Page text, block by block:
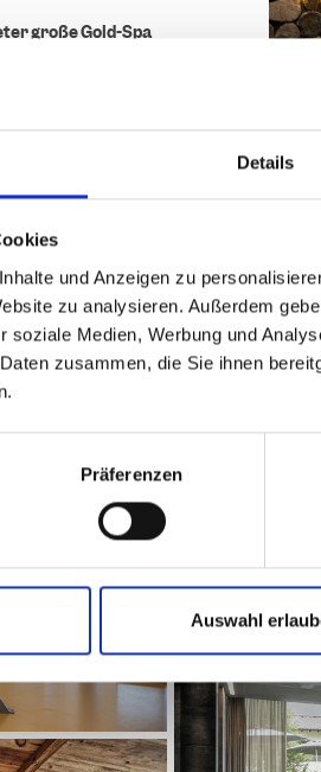
Details
und Anzeigen zu
zu analysieren. Außerdem
soziale Medien, Werbung und
zusammen, die Sie ihnen
Präferenzen
Auswahl
große Gold-Spa
modernen
fordern und
zur Entspannung
runden den
aus